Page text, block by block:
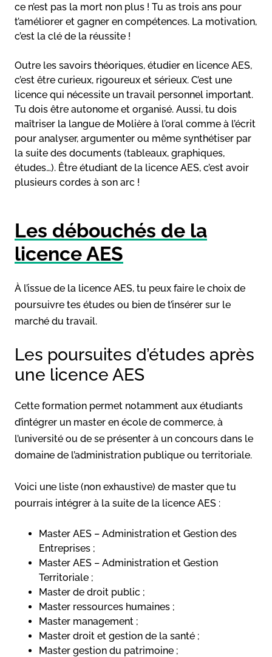
ce n’est pas la mort non plus ! Tu as trois ans pour
t’améliorer et gagner en compétences. La motivation,
c’est la clé de la réussite !
Outre les savoirs théoriques, étudier en licence AES,
c’est être curieux, rigoureux et sérieux. C’est une
licence qui nécessite un travail personnel important.
Tu dois être autonome et organisé. Aussi, tu dois
maîtriser la langue de Molière à l’oral comme à l’écrit
pour analyser, argumenter ou même synthétiser par
la suite des documents (tableaux, graphiques,
études…). Être étudiant de la licence AES, c’est avoir
plusieurs cordes à son arc !
Les débouchés de la
licence AES
À l’issue de la licence AES, tu peux faire le choix de
poursuivre tes études ou bien de t’insérer sur le
marché du travail.
Les poursuites d’études après
une licence AES
Cette formation permet notamment aux étudiants
d’intégrer un master en école de commerce, à
l’université ou de se présenter à un concours dans le
domaine de l’administration publique ou territoriale.
Voici une liste (non exhaustive) de master que tu
pourrais intégrer à la suite de la licence AES :
Master AES – Administration et Gestion des
Entreprises ;
Master AES – Administration et Gestion
Territoriale ;
Master de droit public ;
Master ressources humaines ;
Master management ;
Master droit et gestion de la santé ;
Master gestion du patrimoine ;